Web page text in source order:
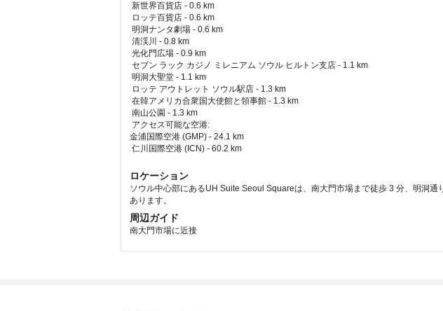
新世界百貨店 - 0.6 km
ロッテ百貨店 - 0.6 km
明洞ナンタ劇場 - 0.6 km
清渓川 - 0.8 km
光化門広場 - 0.9 km
セブン ラック カジノ ミレニアム ソウル ヒルトン支店 - 1.1 km
明洞大聖堂 - 1.1 km
ロッテ アウトレット ソウル駅店 - 1.3 km
在韓アメリカ合衆国大使館と領事館 - 1.3 km
南山公園 - 1.3 km
アクセス可能な空港:
金浦国際空港 (GMP) - 24.1 km
仁川国際空港 (ICN) - 60.2 km
ロケーション
ソウル中心部にあるUH Suite Seoul Squareは、南大門市場まで徒歩 3 分、明洞
あります。
周辺ガイド
南大門市場に近接